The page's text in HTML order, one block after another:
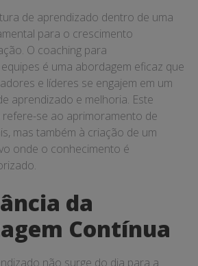
de aprendizado dentro de uma
para o crescimento
O coaching para
é uma abordagem eficaz que
e líderes se engajem em um
aprendizado e melhoria. Este
se ao aprimoramento de
mas também à criação de um
onde o conhecimento é
da
Contínua
não surge do dia para a